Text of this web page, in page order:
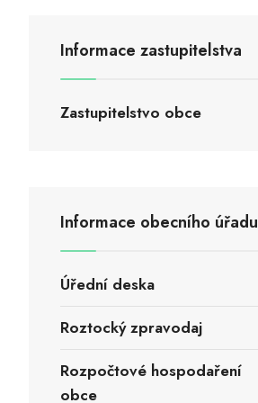
Informace zastupitelstva
Zastupitelstvo obce
Informace obecního úřadu
Úřední deska
Roztocký zpravodaj
Rozpočtové hospodaření
obce